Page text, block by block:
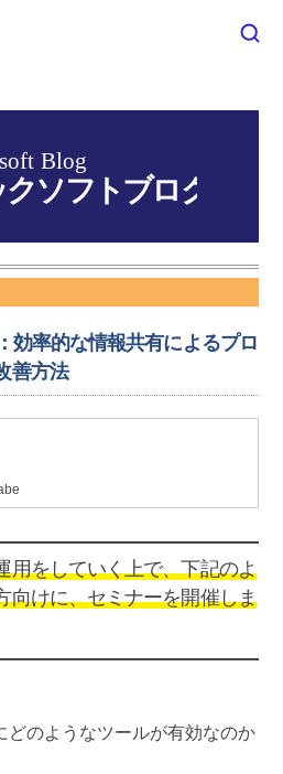
効率的な情報共有によるプロ
善方法
用をしていく上で、下記のよ
向けに、セミナーを開催しま
どのようなツールが有効なのか